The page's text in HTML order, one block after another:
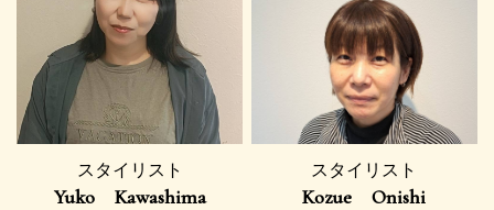
スタイリスト
Yuko Kawashima
スタイリスト
Kozue Onishi